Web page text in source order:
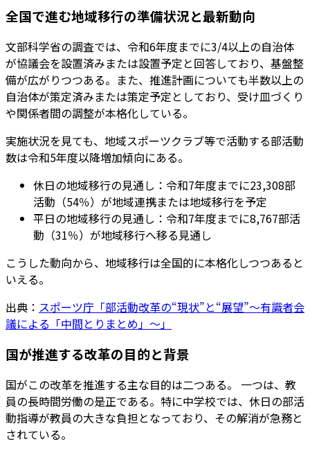
全国で進む地域移行の準備状況と最新動向
文部科学省の調査では、令和6年度までに3/4以上の自治体
が協議会を設置済みまたは設置予定と回答しており、基盤整
備が広がりつつある。また、推進計画についても半数以上の
自治体が策定済みまたは策定予定としており、受け皿づくり
や関係者間の調整が本格化している。
実施状況を見ても、地域スポーツクラブ等で活動する部活動
数は令和5年度以降増加傾向にある。
休日の地域移行の見通し：令和7年度までに23,308部
活動（54％）が地域連携または地域移行を予定
平日の地域移行の見通し：令和7年度までに8,767部活
動（31％）が地域移行へ移る見通し
こうした動向から、地域移行は全国的に本格化しつつあると
いえる。
出典： スポーツ庁「部活動改革の“現状”と“展望”〜有識者会
議による「中間とりまとめ」〜」
国が推進する改革の目的と背景
国がこの改革を推進する主な目的は二つある。 一つは、教
員の長時間労働の是正である。特に中学校では、休日の部活
動指導が教員の大きな負担となっており、その解消が急務と
されている。